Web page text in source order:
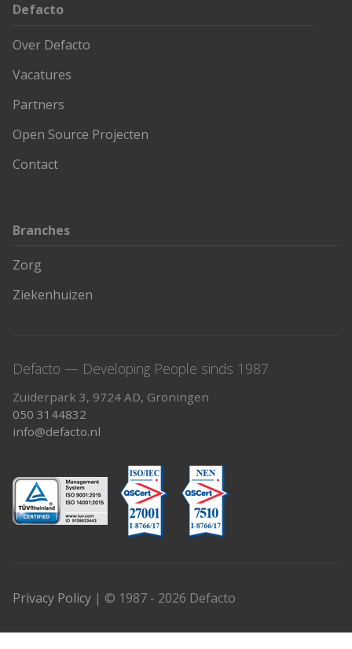
Defacto
Over Defacto
Vacatures
Partners
Open Source Projecten
Contact
Branches
Zorg
Ziekenhuizen
Defacto — Developing People sinds 1987
Zuiderpark 3, 9724 AD, Groningen
050 3144832
info@defacto.nl
Privacy Policy | © 1987 - 2026 Defacto